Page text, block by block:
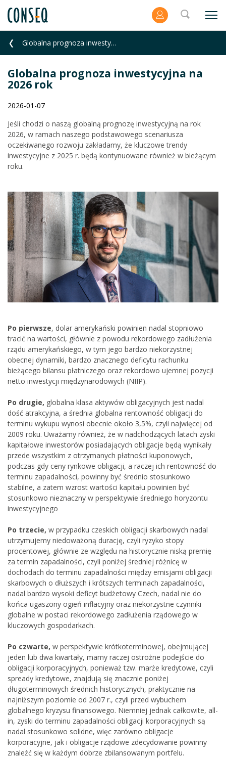
Globalna prognoza inwestycyjna na 2026 rok
Globalna prognoza inwestycyjna na
2026 rok
2026-01-07
Jeśli chodzi o naszą globalną prognozę inwestycyjną na rok
2026, w ramach naszego podstawowego scenariusza
oczekiwanego rozwoju zakładamy, że kluczowe trendy
inwestycyjne z 2025 r. będą kontynuowane również w bieżącym
roku.
Po pierwsze, dolar amerykański powinien nadal stopniowo
tracić na wartości, głównie z powodu rekordowego zadłużenia
rządu amerykańskiego, w tym jego bardzo niekorzystnej
obecnej dynamiki, bardzo znacznego deficytu rachunku
bieżącego bilansu płatniczego oraz rekordowo ujemnej pozycji
netto inwestycji międzynarodowych (NIIP).
Po drugie, globalna klasa aktywów obligacyjnych jest nadal
dość atrakcyjna, a średnia globalna rentowność obligacji do
terminu wykupu wynosi obecnie około 3,5%, czyli najwięcej od
2009 roku. Uważamy również, że w nadchodzących latach zyski
kapitałowe inwestorów posiadających obligacje będą wynikały
przede wszystkim z otrzymanych płatności kuponowych,
podczas gdy ceny rynkowe obligacji, a raczej ich rentowność do
terminu zapadalności, powinny być średnio stosunkowo
stabilne, a zatem wzrost wartości kapitału powinien być
stosunkowo nieznaczny w perspektywie średniego horyzontu
inwestycyjnego
Po trzecie, w przypadku czeskich obligacji skarbowych nadal
utrzymujemy niedoważoną durację, czyli ryzyko stopy
procentowej, głównie ze względu na historycznie niską premię
za termin zapadalności, czyli poniżej średniej różnicę w
dochodach do terminu zapadalności między emisjami obligacji
skarbowych o dłuższych i krótszych terminach zapadalności,
nadal bardzo wysoki deficyt budżetowy Czech, nadal nie do
końca ugaszony ogień inflacyjny oraz niekorzystne czynniki
globalne w postaci rekordowego zadłużenia rządowego w
kluczowych gospodarkach.
Po czwarte, w perspektywie krótkoterminowej, obejmującej
jeden lub dwa kwartały, mamy raczej ostrożne podejście do
obligacji korporacyjnych, ponieważ tzw. marże kredytowe, czyli
spready kredytowe, znajdują się znacznie poniżej
długoterminowych średnich historycznych, praktycznie na
najniższym poziomie od 2007 r., czyli przed wybuchem
globalnego kryzysu finansowego. Niemniej jednak całkowite, all-
in, zyski do terminu zapadalności obligacji korporacyjnych są
nadal stosunkowo solidne, więc zarówno obligacje
korporacyjne, jak i obligacje rządowe zdecydowanie powinny
znaleźć się w każdym dobrze zbilansowanym portfelu.